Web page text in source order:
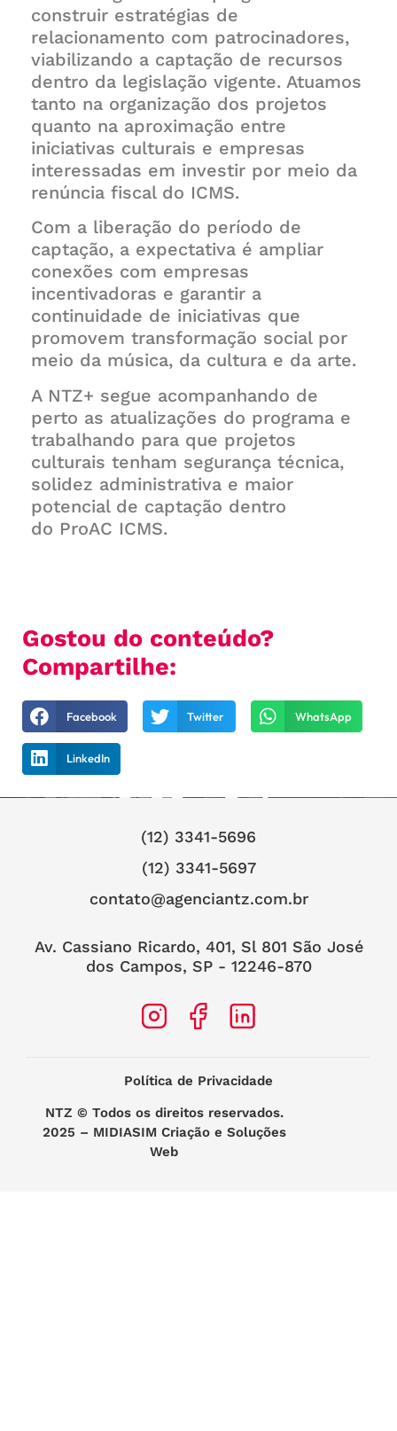
construir estratégias de
relacionamento com patrocinadores,
viabilizando a captação de recursos
dentro da legislação vigente. Atuamos
tanto na organização dos projetos
quanto na aproximação entre
iniciativas culturais e empresas
interessadas em investir por meio da
renúncia fiscal do ICMS.
Com a liberação do período de
captação, a expectativa é ampliar
conexões com empresas
incentivadoras e garantir a
continuidade de iniciativas que
promovem transformação social por
meio da música, da cultura e da arte.
A NTZ+ segue acompanhando de
perto as atualizações do programa e
trabalhando para que projetos
culturais tenham segurança técnica,
solidez administrativa e maior
potencial de captação dentro
do ProAC ICMS.
Gostou do conteúdo?
Compartilhe:
Facebook Twitter WhatsApp
LinkedIn
(12) 3341-5696
(12) 3341-5697
contato@agenciantz.com.br
Av. Cassiano Ricardo, 401, Sl 801 São José
dos Campos, SP - 12246-870
Política de Privacidade
NTZ © Todos os direitos reservados.
2025 – MIDIASIM Criação e Soluções
Web